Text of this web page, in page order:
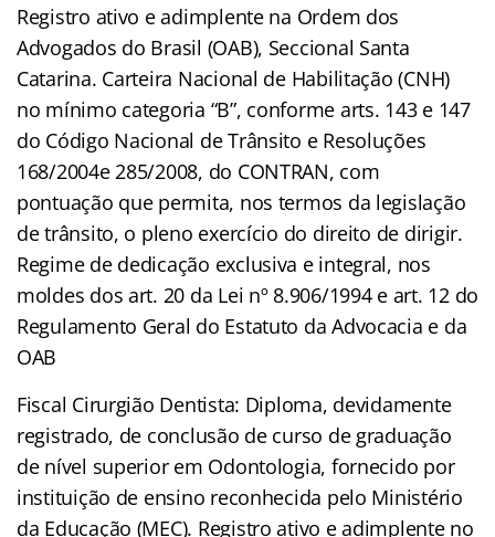
Registro ativo e adimplente na Ordem dos
Advogados do Brasil (OAB), Seccional Santa
Catarina. Carteira Nacional de Habilitação (CNH)
no mínimo categoria “B”, conforme arts. 143 e 147
do Código Nacional de Trânsito e Resoluções
168/2004e 285/2008, do CONTRAN, com
pontuação que permita, nos termos da legislação
de trânsito, o pleno exercício do direito de dirigir.
Regime de dedicação exclusiva e integral, nos
moldes dos art. 20 da Lei nº 8.906/1994 e art. 12 do
Regulamento Geral do Estatuto da Advocacia e da
OAB
Fiscal Cirurgião Dentista: Diploma, devidamente
registrado, de conclusão de curso de graduação
de nível superior em Odontologia, fornecido por
instituição de ensino reconhecida pelo Ministério
da Educação (MEC). Registro ativo e adimplente no